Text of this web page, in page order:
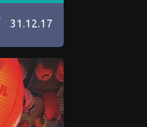
31.12.17